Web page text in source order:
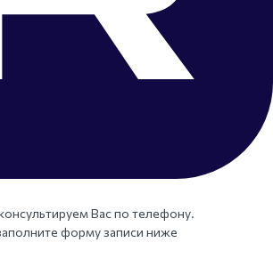
Вас по телефону.
форму записи ниже